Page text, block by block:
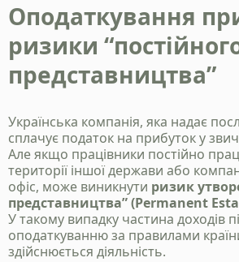
Оподаткування
ризики
представництва”
Українська компанія, яка надає
сплачує податок на прибуток у
Але якщо працівники постійно
території іншої держави або
офіс, може виникнути ризик
представництва” (Permanent
У такому випадку частина доходів
оподаткуванню за правилами
здійснюється діяльність.